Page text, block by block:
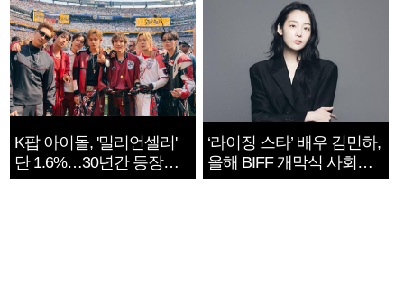
K팝 아이돌, '밀리언셀러'
단 1.6%…30년간 등장
1182개팀 전수조사
‘라이징 스타’ 배우 김민하,
올해 BIFF 개막식 사회자
확정